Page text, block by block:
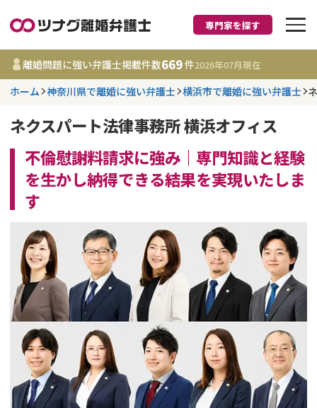
離婚に強い弁護士
都道府県を選択
事務所 669
更新日 :2026年07月31日
離婚前相談
離婚裁判
DV
不貞・不倫慰謝料請求
養育費問題
費用相場
コラム
財産分与
養育費
離婚裁判
専門家を探す
離婚問題に強い弁護士掲載件数669件2026年07月現在
ホーム 神奈川県で離婚に強い弁護士 横浜市で離婚に強い弁護士
ネクスパート法律事務所 横浜オフィス
不倫慰謝料請求に強み｜専門知識と経験
を生かし納得できる結果を実現いたしま
す